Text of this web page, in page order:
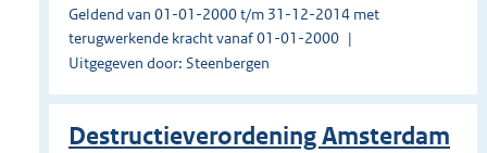
Geldend van 01-01-2000 t/m 31-12-2014 met
terugwerkende kracht vanaf 01-01-2000
Uitgegeven door: Steenbergen
Destructieverordening Amsterdam